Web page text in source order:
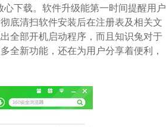
下载。软件升级能第一时间提醒用户
底清扫软件安装后在注册表及相关文
全部开机启动程序，而且知识兔对于
全新功能，还在为用户分享着便利，